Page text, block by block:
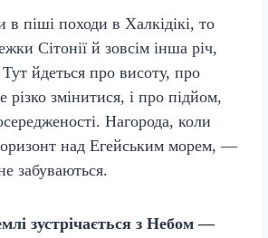
піші походи в Халкідікі, то
Сітонії й зовсім інша річ,
йдеться про висоту, про
змінитися, і про підйом,
Нагорода, коли
над Егейським морем, —
забуваються.
зустрічається з Небом —